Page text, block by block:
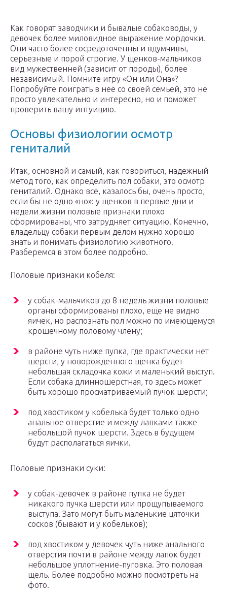
Как говорят заводчики и бывалые собаководы, у
девочек более миловидное выражение мордочки.
Они часто более сосредоточенны и вдумчивы,
серьезные и порой строгие. У щенков-мальчиков
вид мужественней (зависит от породы), более
независимый. Помните игру «Он или Она»?
Попробуйте поиграть в нее со своей семьей, это не
просто увлекательно и интересно, но и поможет
проверить вашу интуицию.
Основы физиологии осмотр
гениталий
Итак, основной и самый, как говориться, надежный
метод того, как определить пол собаки, это осмотр
гениталий. Однако все, казалось бы, очень просто,
если бы не одно «но»: у щенков в первые дни и
недели жизни половые признаки плохо
сформированы, что затрудняет ситуацию. Конечно,
владельцу собаки первым делом нужно хорошо
знать и понимать физиологию животного.
Разберемся в этом более подробно.
Половые признаки кобеля:
у собак-мальчиков до 8 недель жизни половые
органы сформированы плохо, еще не видно
яичек, но распознать пол можно по имеющемуся
крошечному половому члену;
в районе чуть ниже пупка, где практически нет
шерсти, у новорожденного щенка будет
небольшая складочка кожи и маленький выступ.
Если собака длинношерстная, то здесь может
быть хорошо просматриваемый пучок шерсти;
под хвостиком у кобелька будет только одно
анальное отверстие и между лапками также
небольшой пучок шерсти. Здесь в будущем
будут располагаться яички.
Половые признаки суки:
у собак-девочек в районе пупка не будет
никакого пучка шерсти или прощупываемого
выступа. Зато могут быть маленькие цяточки
сосков (бывают и у кобельков);
под хвостиком у девочек чуть ниже анального
отверстия почти в районе между лапок будет
небольшое уплотнение-пуговка. Это половая
щель. Более подробно можно посмотреть на
фото.